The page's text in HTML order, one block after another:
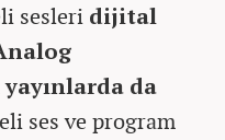
sesleri dijital
da
ses ve program